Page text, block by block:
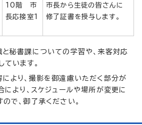
10階 市
長応接室1
市長から生徒の皆さんに
修了証書を授与します。
秘書課についての学習や、来客対応
います。
より、撮影を御遠慮いただく部分が
により、スケジュールや場所が変更に
で、御了承ください。